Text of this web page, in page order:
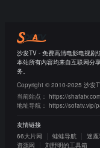
沙发TV - 免费高清电影电视剧
本站所有内容均来自互联网分
务。
Copyright © 2010-2025 沙发
当前站点： https://
地址导航： https://sofatv.vip/
友情链接
66大片网
蛙蛙导航 迷
资源网
刘野明的工具箱